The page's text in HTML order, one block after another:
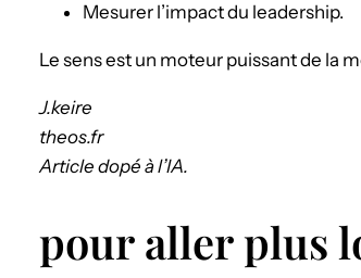
Mesurer l’impact du leadership.
Le sens est un moteur puissant de la
J.keire
theos.fr
Article dopé à l’IA.
pour aller plus